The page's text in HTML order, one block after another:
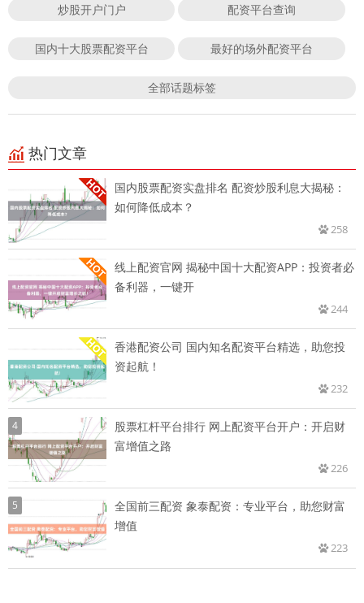
炒股开户门户 配资平台查询
国内十大股票配资平台 最好的场外配资平台
全部话题标签
热门文章
国内股票配资实盘排名 配资炒股利息大揭秘：
如何降低成本？
258
线上配资官网 揭秘中国十大配资APP：投资者必
备利器，一键开
244
香港配资公司 国内知名配资平台精选，助您投
资起航！
232
4
股票杠杆平台排行 网上配资平台开户：开启财
富增值之路
226
5
全国前三配资 象泰配资：专业平台，助您财富
增值
223